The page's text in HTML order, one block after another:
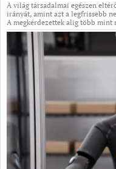
A világ társadalmai egészen
irányát, amint azt a legfrissebb
A megkérdezettek alig több mint